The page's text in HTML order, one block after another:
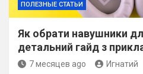
ПОЛЕЗНЫЕ СТАТЬИ
Як обрати навушники
детальний гайд з
7 месяцев ago Игнатий